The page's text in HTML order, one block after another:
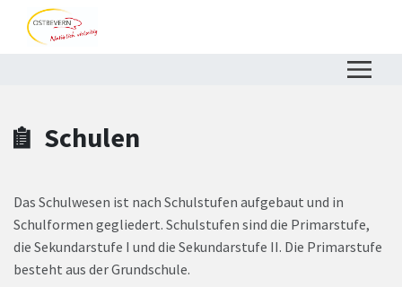
Zum Header
Zum Hauptinhalt
Zum Footer
Zum Hauptinhalt springen
Schulen
Das Schulwesen ist nach Schulstufen aufgebaut und in
Schulformen gegliedert. Schulstufen sind die Primarstufe,
die Sekundarstufe I und die Sekundarstufe II. Die Primarstufe
besteht aus der Grundschule.